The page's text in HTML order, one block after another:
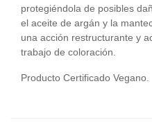
protegiéndola de posibles
el aceite de argán y la
una acción restructurante y
trabajo de coloración.
Producto Certificado Vegano.